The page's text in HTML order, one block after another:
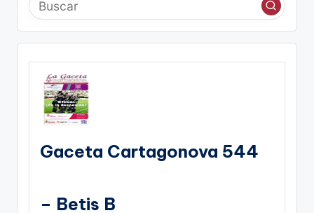
Gaceta Cartagonova 544
– Betis B